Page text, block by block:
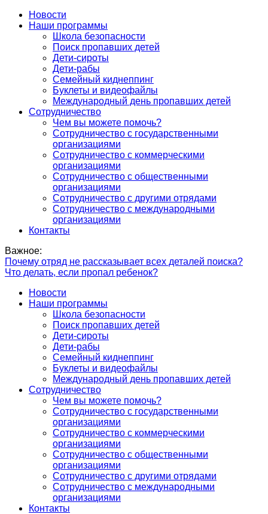
Новости
Наши программы
Школа безопасности
Поиск пропавших детей
Дети-сироты
Дети-рабы
Семейный киднеппинг
Буклеты и видеофайлы
Международный день пропавших детей
Сотрудничество
Чем вы можете помочь?
Сотрудничество с государственными
организациями
Сотрудничество с коммерческими
организациями
Сотрудничество с общественными
организациями
Сотрудничество с другими отрядами
Сотрудничество с международными
организациями
Контакты
Важное:
Почему отряд не рассказывает всех деталей поиска?
Что делать, если пропал ребенок?
Новости
Наши программы
Школа безопасности
Поиск пропавших детей
Дети-сироты
Дети-рабы
Семейный киднеппинг
Буклеты и видеофайлы
Международный день пропавших детей
Сотрудничество
Чем вы можете помочь?
Сотрудничество с государственными
организациями
Сотрудничество с коммерческими
организациями
Сотрудничество с общественными
организациями
Сотрудничество с другими отрядами
Сотрудничество с международными
организациями
Контакты